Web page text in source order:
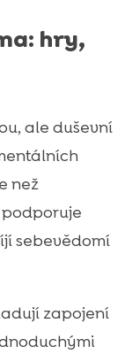
hry,
ale duševní
než
sebevědomí
zapojení